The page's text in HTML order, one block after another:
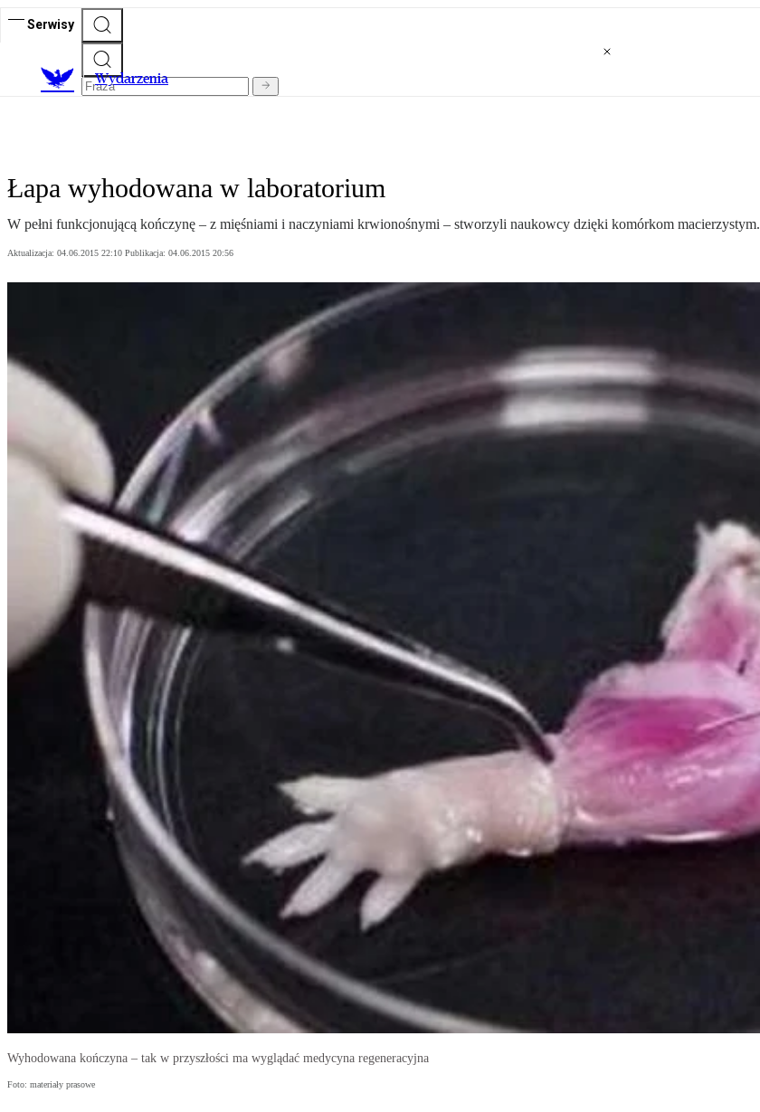
Serwisy
Wydarzenia
Łapa wyhodowana w laboratorium
W pełni funkcjonującą kończynę – z mięśniami i naczyniami krwionośnymi – stworzyli naukowcy dzięki komórkom macierzystym.
Aktualizacja: 04.06.2015 22:10 Publikacja: 04.06.2015 20:56
Wyhodowana kończyna – tak w przyszłości ma wyglądać medycyna regeneracyjna
Foto: materiały prasowe